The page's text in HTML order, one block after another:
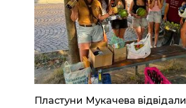
Пластуни Мукачева відвідали